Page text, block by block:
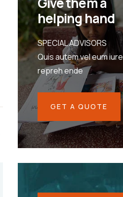
helping hand
SPECIAL ADVISORS
Quis autem vel eum iure
repreh ende
GET A QUOTE